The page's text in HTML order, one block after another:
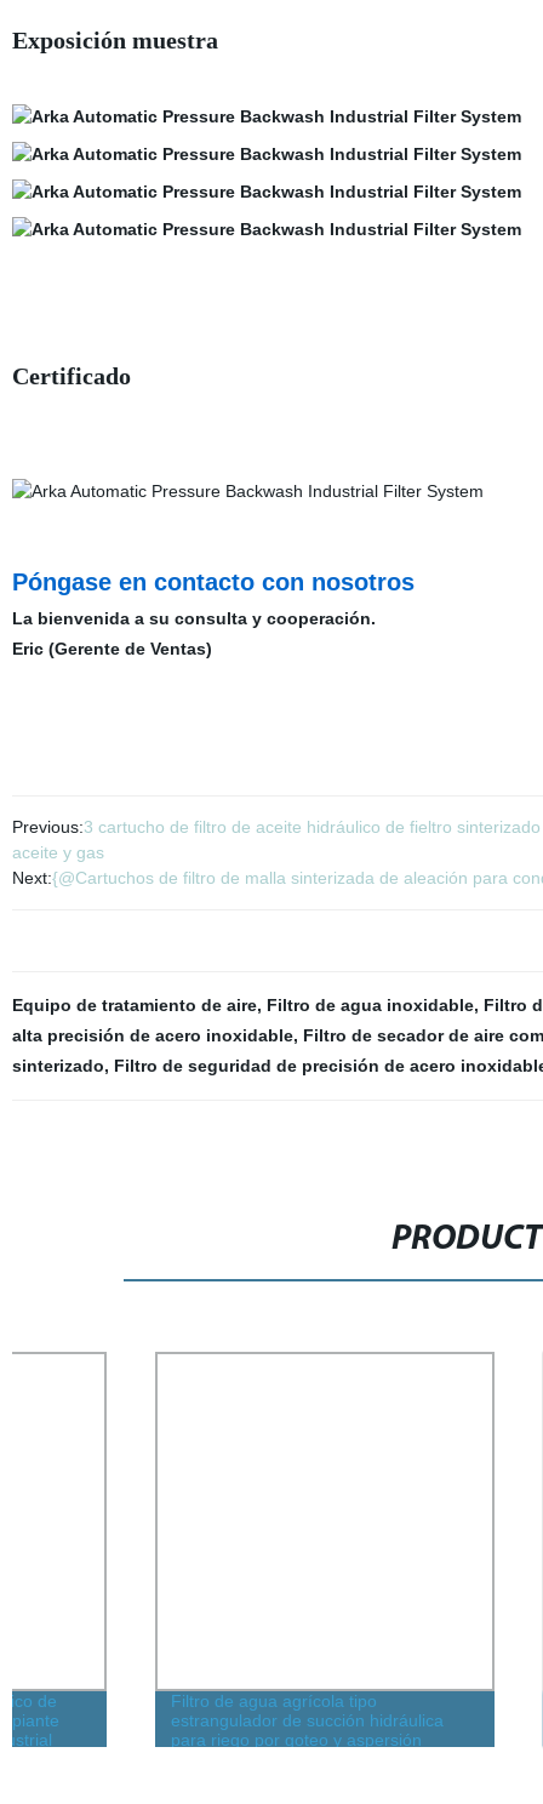
Exposición muestra
Certificado
Póngase en contacto con nosotros
La bienvenida a su consulta y cooperación.
Eric (Gerente de Ventas)
Previous:3 cartucho de filtro de aceite hidráulico de fieltro
aceite y gas
Next:{@Cartuchos de filtro de malla sinterizada de aleación para
Equipo de tratamiento de aire, Filtro de agua inoxidable, Filtro
alta precisión de acero inoxidable, Filtro de secador de aire
sinterizado, Filtro de seguridad de precisión de acero
Filtro de agua agrícola tipo
estrangulador de succión hidráulica
para riego por goteo y aspersión
Filtro de